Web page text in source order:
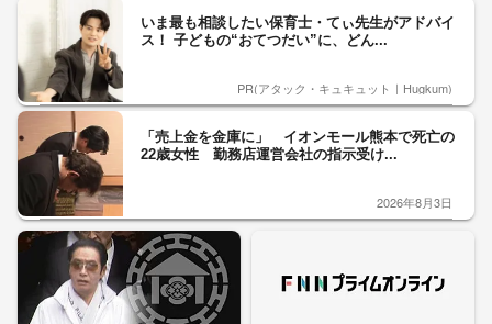
いま最も相談したい保育士・てぃ先生がアドバイ
ス！ 子どもの“おてつだい”に、どん...
PR(アタック・キュキュット｜Hugkum)
「売上金を金庫に」 イオンモール熊本で死亡の
22歳女性 勤務店運営会社の指示受け...
2026年8月3日